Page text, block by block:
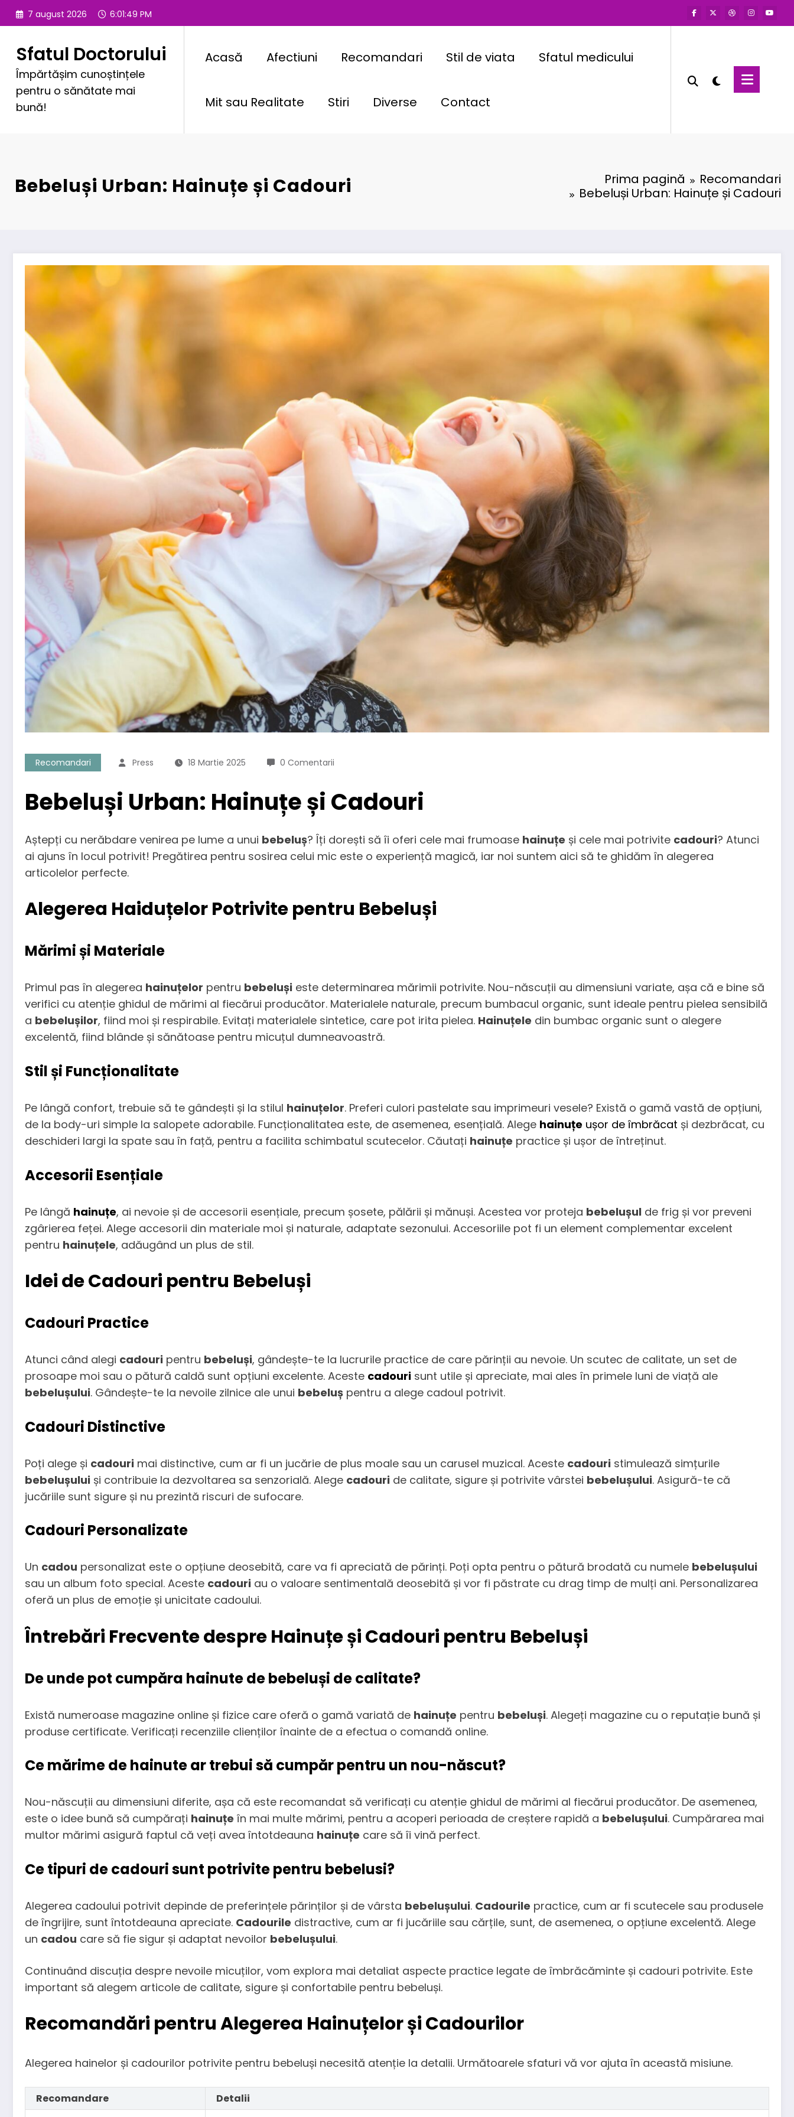
7 august 2026 6:01:51 PM
Sfatul Doctorului
Împărtășim cunoștințele
pentru o sănătate mai
bună!
Acasă Afectiuni Recomandari Stil de viata Sfatul medicului
Mit sau Realitate Stiri Diverse Contact
Bebeluși Urban: Hainuțe și Cadouri Prima pagină
Recomandari
Bebeluși Urban: Hainuțe și Cadouri
Recomandari Press 18 Martie 2025 0 Comentarii
Bebeluși Urban: Hainuțe și Cadouri
Aștepți cu nerăbdare venirea pe lume a unui bebeluș? Îți dorești să îi oferi cele mai frumoase hainuțe și cele mai potrivite cadouri? Atunci
ai ajuns în locul potrivit! Pregătirea pentru sosirea celui mic este o experiență magică, iar noi suntem aici să te ghidăm în alegerea
articolelor perfecte.
Alegerea Haiduțelor Potrivite pentru Bebeluși
Mărimi și Materiale
Primul pas în alegerea hainuțelor pentru bebeluși este determinarea mărimii potrivite. Nou-născuții au dimensiuni variate, așa că e bine să
verifici cu atenție ghidul de mărimi al fiecărui producător. Materialele naturale, precum bumbacul organic, sunt ideale pentru pielea sensibilă
a bebelușilor, fiind moi și respirabile. Evitați materialele sintetice, care pot irita pielea. Hainuțele din bumbac organic sunt o alegere
excelentă, fiind blânde și sănătoase pentru micuțul dumneavoastră.
Stil și Funcționalitate
Pe lângă confort, trebuie să te gândești și la stilul hainuțelor. Preferi culori pastelate sau imprimeuri vesele? Există o gamă vastă de opțiuni,
de la body-uri simple la salopete adorabile. Funcționalitatea este, de asemenea, esențială. Alege hainuțe ușor de îmbrăcat și dezbrăcat, cu
deschideri largi la spate sau în față, pentru a facilita schimbatul scutecelor. Căutați hainuțe practice și ușor de întreținut.
Accesorii Esențiale
Pe lângă hainuțe, ai nevoie și de accesorii esențiale, precum șosete, pălării și mănuși. Acestea vor proteja bebelușul de frig și vor preveni
zgârierea feței. Alege accesorii din materiale moi și naturale, adaptate sezonului. Accesoriile pot fi un element complementar excelent
pentru hainuțele, adăugând un plus de stil.
Idei de Cadouri pentru Bebeluși
Cadouri Practice
Atunci când alegi cadouri pentru bebeluși, gândește-te la lucrurile practice de care părinții au nevoie. Un scutec de calitate, un set de
prosoape moi sau o pătură caldă sunt opțiuni excelente. Aceste cadouri sunt utile și apreciate, mai ales în primele luni de viață ale
bebelușului. Gândește-te la nevoile zilnice ale unui bebeluș pentru a alege cadoul potrivit.
Cadouri Distinctive
Poți alege și cadouri mai distinctive, cum ar fi un jucărie de plus moale sau un carusel muzical. Aceste cadouri stimulează simțurile
bebelușului și contribuie la dezvoltarea sa senzorială. Alege cadouri de calitate, sigure și potrivite vârstei bebelușului. Asigură-te că
jucăriile sunt sigure și nu prezintă riscuri de sufocare.
Cadouri Personalizate
Un cadou personalizat este o opțiune deosebită, care va fi apreciată de părinți. Poți opta pentru o pătură brodată cu numele bebelușului
sau un album foto special. Aceste cadouri au o valoare sentimentală deosebită și vor fi păstrate cu drag timp de mulți ani. Personalizarea
oferă un plus de emoție și unicitate cadoului.
Întrebări Frecvente despre Hainuțe și Cadouri pentru Bebeluși
De unde pot cumpăra hainute de bebeluși de calitate?
Există numeroase magazine online și fizice care oferă o gamă variată de hainuțe pentru bebeluși. Alegeți magazine cu o reputație bună și
produse certificate. Verificați recenziile clienților înainte de a efectua o comandă online.
Ce mărime de hainute ar trebui să cumpăr pentru un nou-născut?
Nou-născuții au dimensiuni diferite, așa că este recomandat să verificați cu atenție ghidul de mărimi al fiecărui producător. De asemenea,
este o idee bună să cumpărați hainuțe în mai multe mărimi, pentru a acoperi perioada de creștere rapidă a bebelușului. Cumpărarea mai
multor mărimi asigură faptul că veți avea întotdeauna hainuțe care să îi vină perfect.
Ce tipuri de cadouri sunt potrivite pentru bebelusi?
Alegerea cadoului potrivit depinde de preferințele părinților și de vârsta bebelușului. Cadourile practice, cum ar fi scutecele sau produsele
de îngrijire, sunt întotdeauna apreciate. Cadourile distractive, cum ar fi jucăriile sau cărțile, sunt, de asemenea, o opțiune excelentă. Alege
un cadou care să fie sigur și adaptat nevoilor bebelușului.
Continuând discuția despre nevoile micuților, vom explora mai detaliat aspecte practice legate de îmbrăcăminte și cadouri potrivite. Este
important să alegem articole de calitate, sigure și confortabile pentru bebeluși.
Recomandări pentru Alegerea Hainuțelor și Cadourilor
Alegerea hainelor și cadourilor potrivite pentru bebeluși necesită atenție la detalii. Următoarele sfaturi vă vor ajuta în această misiune.
Recomandare
Detalii